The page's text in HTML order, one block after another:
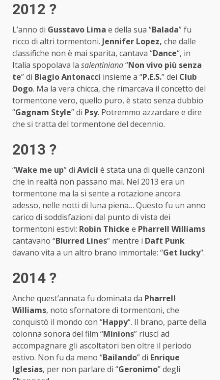
2012 ?
L’anno di Gusstavo Lima e della sua “Balada” fu
ricco di altri tormentoni. Jennifer Lopez, che dalle
classifiche non è mai sparita, cantava “Dance“, in
Italia spopolava la salentiniana“Non vivo più senza
te” di Biagio Antonacci insieme a “P.E.S.” dei Club
Dogo. Ma la vera chicca, che rimarcava il concetto del
tormentone vero, quello puro, è stato senza dubbio
“Gagnam Style” di Psy. Potremmo azzardare e dire
che si tratta del tormentone del decennio.
2013 ?
“Wake me up” di Avicii è stata una di quelle canzoni
che in realtà non passano mai. Nel 2013 era un
tormentone ma la si sente a rotazione ancora
adesso, nelle notti di luna piena… Questo fu un anno
carico di soddisfazioni dal punto di vista dei
tormentoni estivi: Robin Thicke e Pharrell Williams
cantavano “Blurred Lines” mentre i Daft Punk
davano vita a un altro brano immortale: “Get lucky“.
2014 ?
Anche quest’annata fu dominata da Pharrell
Williams, noto sfornatore di tormentoni, che
conquistò il mondo con “Happy“. Il brano, parte della
colonna sonora del film “Minions” riuscì ad
accompagnare gli ascoltatori ben oltre il periodo
estivo. Non fu da meno “Bailando” di Enrique
Iglesias, per non parlare di “Geronimo” degli